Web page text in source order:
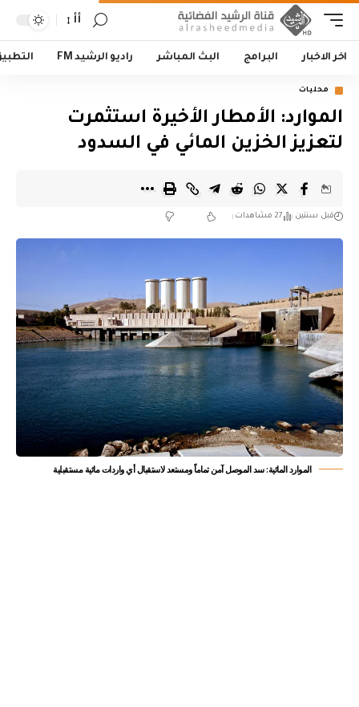
أأ
اخر الاخبار البرامج البث المباشر راديو الرشيد FM
محليات
الموارد: الأمطار الأخيرة استثمرت
لتعزيز الخزين المائي في السدود
قبل سنتين 27 مشاهدات
الموارد المائية: سد الموصل آمن تماماً ومستعد لاستقبال أي واردات مائية مستقبلية